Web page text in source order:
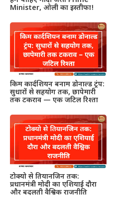
Minister, ओली का इस्तीफा!
किम कार्दशियन बनाम डोनाल्ड ट्रंप:
सुधारों से सहयोग तक, छापेमारी
तक टकराव — एक जटिल रिश्ता
टोक्यो से तियानजिन तक:
प्रधानमंत्री मोदी का एशियाई दौरा
और बदलती वैश्विक राजनीति